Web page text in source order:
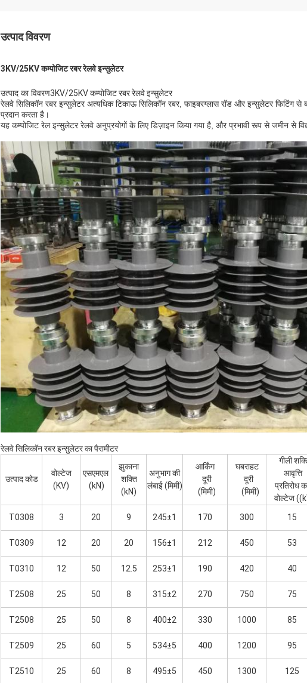
उत्पाद विवरण
3KV/25KV कम्पोजिट रबर रेलवे इन्सुलेटर
उत्पाद का विवरण3KV/25KV कम्पोजिट रबर रेलवे इन्सुलेटर
रेलवे सिलिकॉन रबर इन्सुलेटर अत्यधिक टिकाऊ सिलिकॉन रबर, फाइबरग्लास रॉड और इन्सुलेटर फिटिंग
प्रदान करता है।
यह कम्पोजिट रेल इन्सुलेटर रेलवे अनुप्रयोगों के लिए डिज़ाइन किया गया है, और प्रभावी रूप से जमीन से
रेलवे सिलिकॉन रबर इन्सुलेटर का पैरामीटर
उत्पाद कोड
वोल्टेज
(KV)
एसएमएल
(kN)
झुकाना
शक्ति
(kN)
अनुभाग की
लंबाई (मिमी)
आर्किंग
दूरी
(मिमी)
घबराहट
दूरी
(मिमी)
गीली
आवृत्ति
प्रतिरोध
वोल्टेज
T0308 3 20 9 245±1 170 300 15
T0309 12 20 20 156±1 212 450 53
T0310 12 50 12.5 253±1 190 420 40
T2508 25 50 8 315±2 270 750 75
T2508 25 50 8 400±2 330 1000 85
T2509 25 60 5 534±5 400 1200 95
T2510 25 60 8 495±5 450 1300 125